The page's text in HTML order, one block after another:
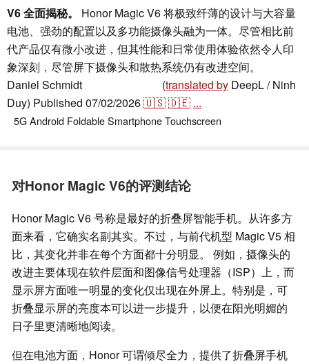
V6 全面揭秘。
Honor Magic V6 将极致纤薄的设计与大容量
电池、强劲的配置以及多功能摄像头融为一体。尽管相比前
代产品仅有微小改进，但其性能和日常使用体验依然令人印
象深刻，尽管屏下摄像头和散热系统仍有改进空间。
Daniel Schmidt
(translated by DeepL / Ninh
Duy) Published 07/02/2026🇺🇸🇩🇪 ...
5GAndroid FoldableSmartphoneTouchscreen
对Honor Magic V6的评测结论
Honor Magic V6 号称是最好的折叠屏智能手机。从许多方
面来看，它确实名副其实。不过，与前代机型 Magic V5 相
比，其变化并非在每个方面都十分明显。 例如，摄像头的
改进主要体现在软件层面和图像信号处理器（ISP）上，而
显示屏方面唯一明显的变化仅出现在外屏上。特别是，可
折叠显示屏的亮度本可以进一步提升，以便在阳光明媚的
日子里更清晰地阅读。
但在电池方面，Honor 可谓倾尽全力，提供了折叠屏手机